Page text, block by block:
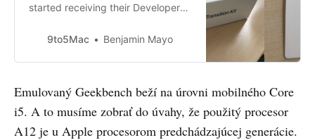
started receiving their Developer
Apple is distributing to developers
for the upcoming range of Apple
Intel CPUs with Apple-designed
ARM CPUs. Despite the
confidentiality clauses i…
9to5Mac Benjamin Mayo
Emulovaný Geekbench beží na úrovni mobilného Core
i5. A to musíme zobrať do úvahy, že použitý procesor
A12 je u Apple procesorom predchádzajúcej generácie.